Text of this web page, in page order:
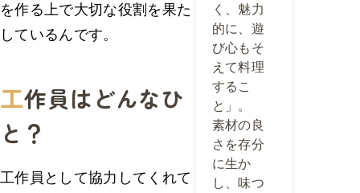
を作る上で大切な役割を果た
しているんです。
工作員はどんなひ
と？
工作員として協力してくれて
く、魅力
的に、遊
び心もそ
えて料理
するこ
と」。
素材の良
さを存分
に生か
し、味つ